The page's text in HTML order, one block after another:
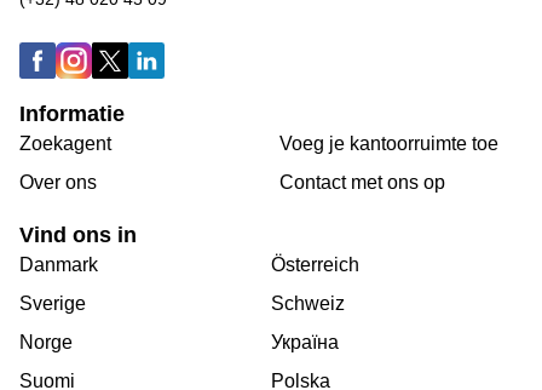
Informatie
Zoekagent
Over ons
Voeg je kantoorruimte toe
Сontact met ons op
Vind ons in
Danmark
Sverige
Norge
Suomi
Österreich
Schweiz
Україна
Polska